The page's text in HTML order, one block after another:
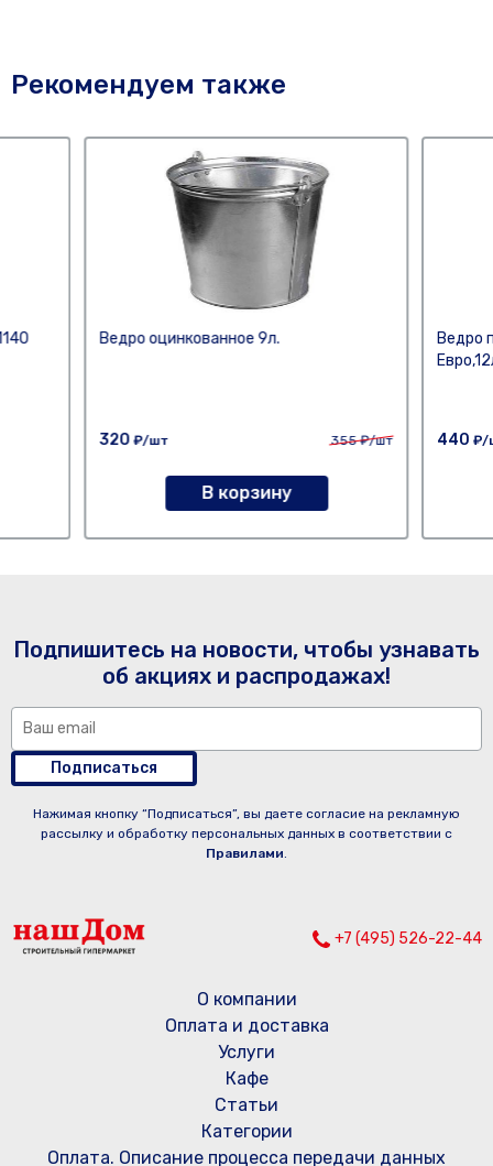
Рекомендуем также
Ведро оцинкованное 9л.
320 ₽/шт 355₽/шт
В корзину
Ведро
440 ₽/
Подпишитесь на новости, чтобы узнавать
об акциях и распродажах!
Подписаться
Нажимая кнопку “Подписаться”, вы даете согласие на рекламную
рассылку и обработку персональных данных в соответствии с
Правилами.
+7 (495) 526-22-44
О компании
Оплата и доставка
Услуги
Кафе
Статьи
Категории
Оплата. Описание процесса передачи данных